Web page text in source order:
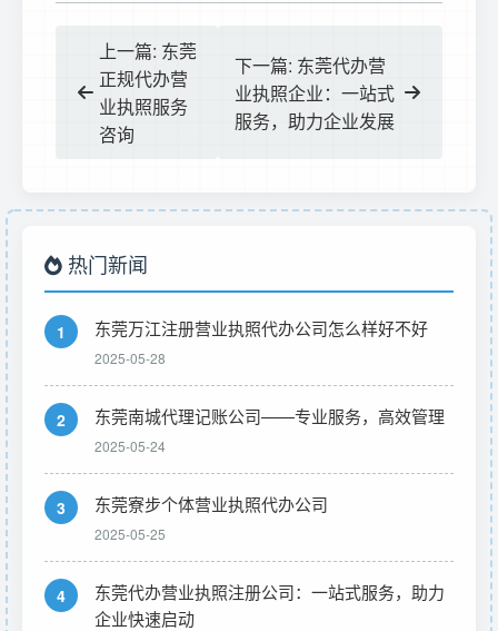
上一篇: 东莞
正规代办营
业执照服务
咨询
下一篇: 东莞代办营
业执照企业：一站式
服务，助力企业发展
热门新闻
1 东莞万江注册营业执照代办公司怎么样好不好
2025-05-28
2 东莞南城代理记账公司——专业服务，高效管理
2025-05-24
3 东莞寮步个体营业执照代办公司
2025-05-25
4
东莞代办营业执照注册公司：一站式服务，助力
企业快速启动